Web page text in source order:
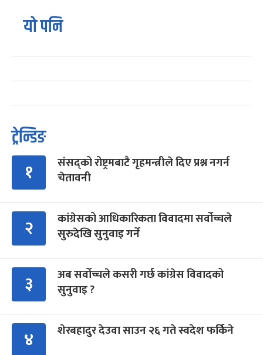
यो पनि
ट्रेन्डिङ
१
संसद्को रोष्ट्रमबाटै गृहमन्त्रीले दिए प्रश्न नगर्न
चेतावनी
२
कांग्रेसको आधिकारिकता विवादमा सर्वोच्चले
सुरुदेखि सुनुवाइ गर्ने
३
अब सर्वोच्चले कसरी गर्छ कांग्रेस विवादको
सुनुवाइ ?
४ शेरबहादुर देउवा साउन २६ गते स्वदेश फर्किने